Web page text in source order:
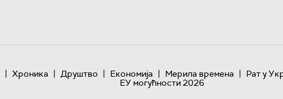
| Хроника | Друштво | Економија | Мерила времена | Рат у
ЕУ могућности 2026